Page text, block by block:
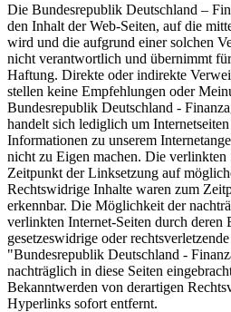
Die Bundesrepublik Deutschland –
den Inhalt der Web-Seiten, auf die
wird und die aufgrund einer solchen
nicht verantwortlich und übernimmt
Haftung. Direkte oder indirekte
stellen keine Empfehlungen oder
Bundesrepublik Deutschland -
handelt sich lediglich um
Informationen zu unserem
nicht zu Eigen machen. Die verlinkten
Zeitpunkt der Linksetzung auf
Rechtswidrige Inhalte waren zum
erkennbar. Die Möglichkeit der
verlinkten Internet-Seiten durch deren
gesetzeswidrige oder
"Bundesrepublik Deutschland -
nachträglich in diese Seiten
Bekanntwerden von derartigen
Hyperlinks sofort entfernt.